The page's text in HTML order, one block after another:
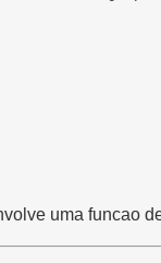
uma funcao